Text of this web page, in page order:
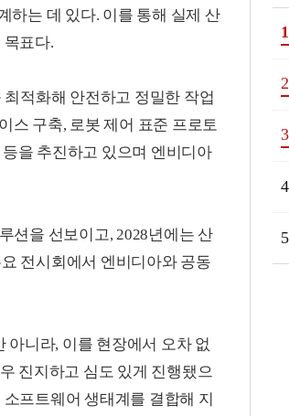
하는 데 있다. 이를 통해 실제 산
목표다.
적화해 안전하고 정밀한 작업
스 구축, 로봇 제어 표준 프로토
을 추진하고 있으며 엔비디아
션을 선보이고, 2028년에는 산
전시회에서 엔비디아와 공동
니라, 이를 현장에서 오차 없
진지하고 심도 있게 진행됐으
프트웨어 생태계를 결합해 지
1
2
3
4
5